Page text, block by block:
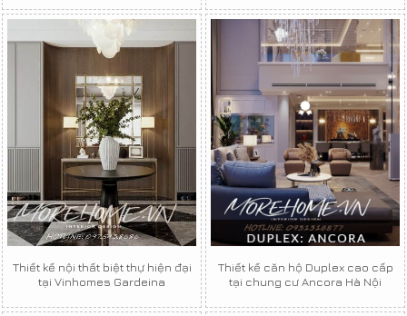
Thiết kế nội thất biệt thự hiện đại
tại Vinhomes Gardeina
Thiết kế căn hộ Duplex cao cấp
tại chung cư Ancora Hà Nội